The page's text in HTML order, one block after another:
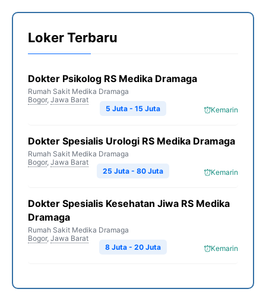
Loker Terbaru
Dokter Psikolog RS Medika Dramaga
Rumah Sakit Medika Dramaga
Bogor, Jawa Barat
Kemarin
5 Juta - 15 Juta
Dokter Spesialis Urologi RS Medika Dramaga
Rumah Sakit Medika Dramaga
Bogor, Jawa Barat
Kemarin
25 Juta - 80 Juta
Dokter Spesialis Kesehatan Jiwa RS Medika
Dramaga
Rumah Sakit Medika Dramaga
Bogor, Jawa Barat
Kemarin
8 Juta - 20 Juta